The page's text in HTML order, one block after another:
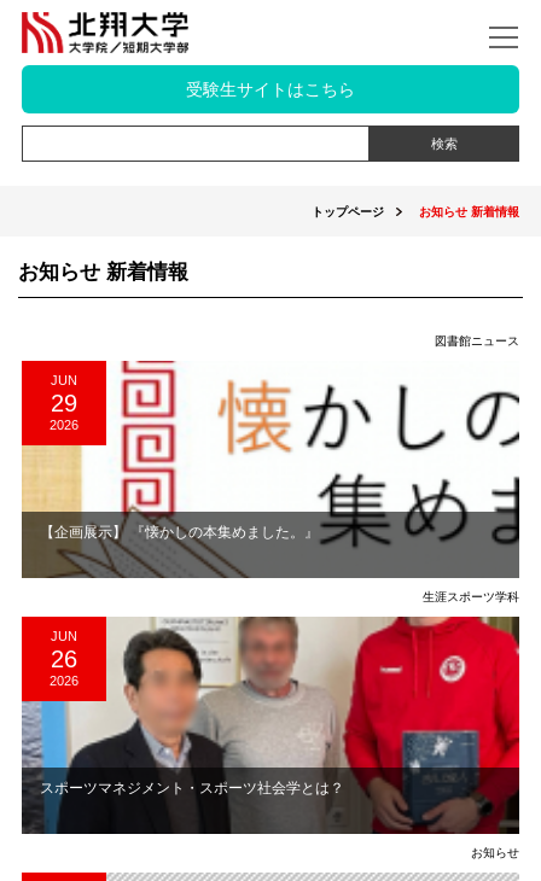
受験生サイトはこちら
トップページ お知らせ 新着情報
お知らせ 新着情報
図書館ニュース
JUN
29
2026
【企画展示】 『懐かしの本集めました。』
生涯スポーツ学科
JUN
26
2026
スポーツマネジメント・スポーツ社会学とは？
お知らせ